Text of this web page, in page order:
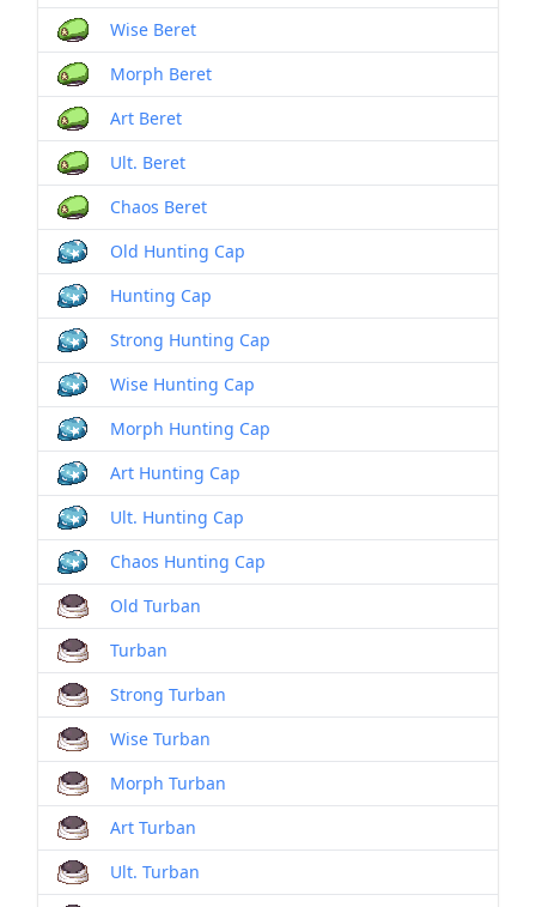
Wise Beret
Morph Beret
Art Beret
Ult. Beret
Chaos Beret
Old Hunting Cap
Hunting Cap
Strong Hunting Cap
Wise Hunting Cap
Morph Hunting Cap
Art Hunting Cap
Ult. Hunting Cap
Chaos Hunting Cap
Old Turban
Turban
Strong Turban
Wise Turban
Morph Turban
Art Turban
Ult. Turban